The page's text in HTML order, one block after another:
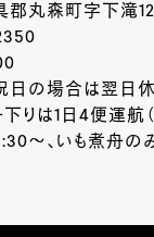
郡丸森町字下滝12
の場合は翌日
りは1日4便運航
～、いも煮舟の